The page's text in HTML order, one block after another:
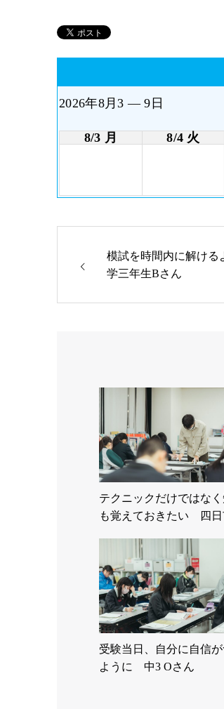
2026年8月3 — 9日
8/3 月
8/4 火
模試を時間内に解け
学三年生Bさん
テクニックだけではな
も覚えておきたい 四
受験当日、自分に自信が
ように 中3 Oさん